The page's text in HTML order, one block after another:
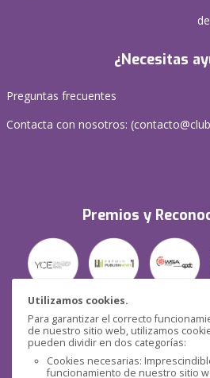
Utilizamos cookies.
Para garantizar el correcto
de nuestro sitio web, utilizamos
pueden dividir en dos categorías:
Cookies necesarias:
funcionamiento de nuestro sitio
¿Necesitas
Preguntas frecuentes
Contacta con nosotros: (
Premios y